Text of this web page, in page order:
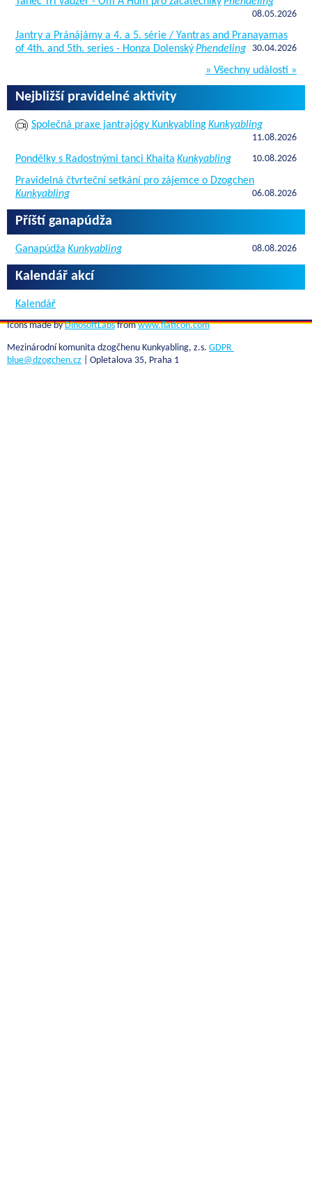
08.05.2026
Jantry a Pránájámy a 4. a 5. série / Yantras and Pranayamas
of 4th. and 5th. series - Honza DolenskýPhendeling 30.04.2026
» Všechny události »
Nejbližší pravidelné aktivity
Společná praxe jantrajógy KunkyablingKunkyabling
11.08.2026
Pondělky s Radostnými tanci Khaita Kunkyabling 10.08.2026
Pravidelná čtvrteční setkání pro zájemce o Dzogchen
Kunkyabling
06.08.2026
Příští ganapúdža
Ganapúdža Kunkyabling 08.08.2026
Kalendář akcí
Kalendář
Icons made byDinosoftLabsfromwww.flaticon.com
Mezinárodní komunita dzogčhenu Kunkyabling, z.s. GDPR
blue@dzogchen.cz | Opletalova 35, Praha 1